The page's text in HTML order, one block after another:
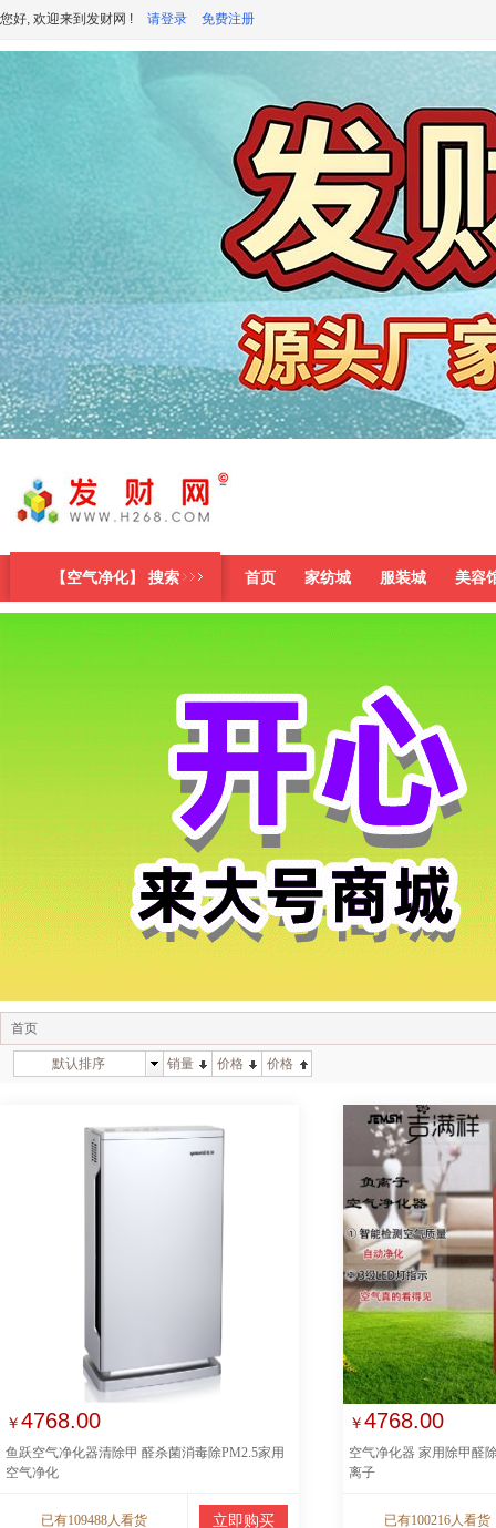
您好, 欢迎来到发财网 ! 请登录 免费注册
【空气净化】 搜索 首页 家纺城 服装城 美容
首页
默认排序 销量 价格 价格
￥4768.00
鱼跃空气净化器清除甲 醛杀菌消毒除PM2.5家用
空气净化
已有109488人看货 立即购买
￥4768.00
空气净化器 家用除甲醛
离子
已有100216人看货